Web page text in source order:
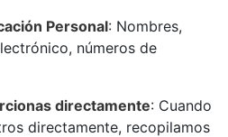
Personal: Nombres,
números de
directamente: Cuando
directamente, recopilamos